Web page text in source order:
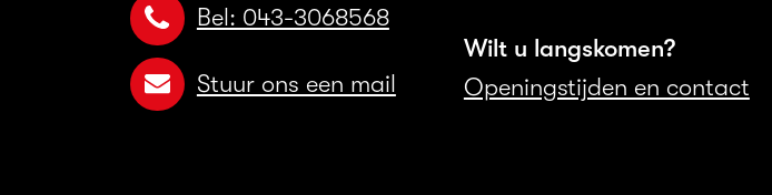
Bel: 043-3068568
Stuur ons een mail
Wilt u langskomen?
Openingstijden en contact